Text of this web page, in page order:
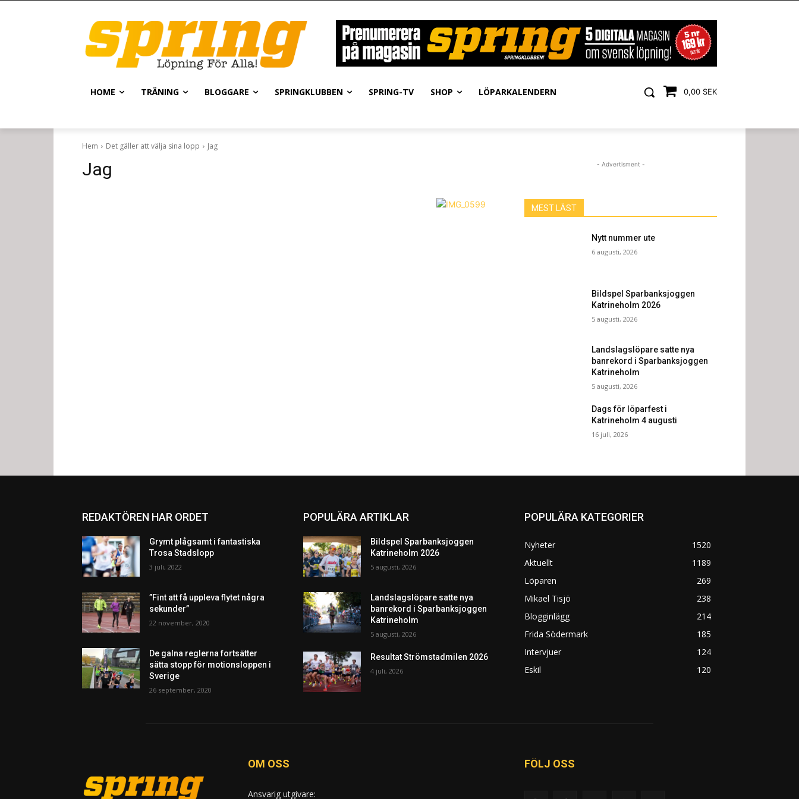
0,00 SEK
HOME TRÄNING BLOGGARE SPRINGKLUBBEN SPRING-TV SHOP LÖPARKALENDERN
Hem Det gäller att välja sina lopp Jag
Jag - Advertisment -
MEST LÄST
Nytt nummer ute
6 augusti, 2026
Bildspel Sparbanksjoggen
Katrineholm 2026
5 augusti, 2026
Landslagslöpare satte nya
banrekord i Sparbanksjoggen
Katrineholm
5 augusti, 2026
Dags för löparfest i
Katrineholm 4 augusti
16 juli, 2026
REDAKTÖREN HAR ORDET
Grymt plågsamt i fantastiska
Trosa Stadslopp
3 juli, 2022
”Fint att få uppleva flytet några
sekunder”
22 november, 2020
De galna reglerna fortsätter
sätta stopp för motionsloppen i
Sverige
26 september, 2020
POPULÄRA ARTIKLAR
Bildspel Sparbanksjoggen
Katrineholm 2026
5 augusti, 2026
Landslagslöpare satte nya
banrekord i Sparbanksjoggen
Katrineholm
5 augusti, 2026
Resultat Strömstadmilen 2026
4 juli, 2026
POPULÄRA KATEGORIER
Nyheter
1520
Aktuellt
1189
Löparen
269
Mikael Tisjö
238
Blogginlägg
214
Frida Södermark
185
Intervjuer
124
Eskil
120
OM OSS
Ansvarig utgivare:
FÖLJ OSS